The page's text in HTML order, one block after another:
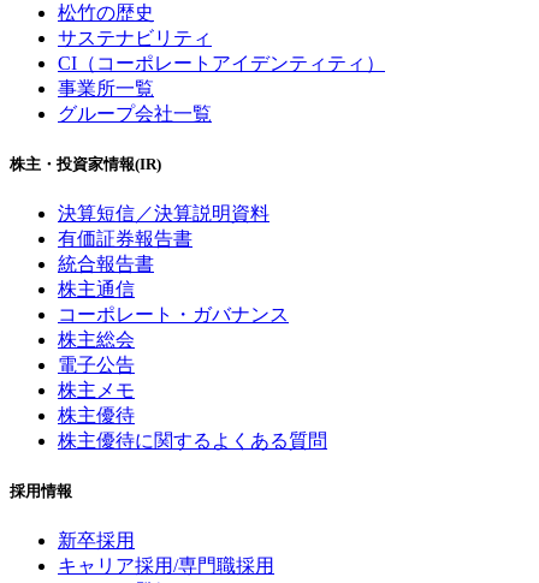
松竹の歴史
サステナビリティ
CI（コーポレートアイデンティティ）
事業所一覧
グループ会社一覧
株主・投資家情報(IR)
決算短信／決算説明資料
有価証券報告書
統合報告書
株主通信
コーポレート・ガバナンス
株主総会
電子公告
株主メモ
株主優待
株主優待に関するよくある質問
採用情報
新卒採用
キャリア採用/専門職採用